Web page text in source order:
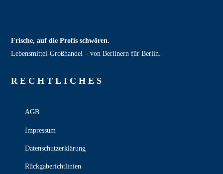
Frische, auf die Profis schwören.
Lebensmittel‑Großhandel – von Berlinern für Berlin.
RECHT­LICHES
AGB
Impressum
Datenschutzerklärung
Rückgaberichtlinien